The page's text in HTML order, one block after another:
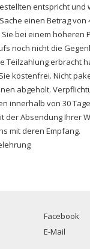
entspricht und
einen Betrag von
bei einem höheren
noch nicht die
Teilzahlung erbracht
kostenfrei. Nicht
abgeholt.
innerhalb von 30
der Absendung Ihrer
mit deren Empfang.
Facebook
E-Mail